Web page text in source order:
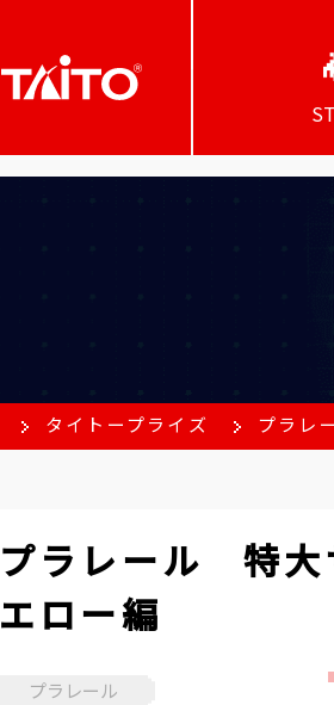
タイトープライズ プラレ
プラレール 特大
エロー編
プラレール